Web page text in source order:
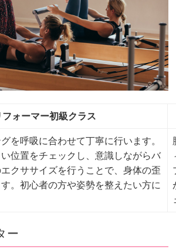
フォーマー初級クラス
を呼吸に合わせて丁寧に行います。
位置をチェックし、意識しながらバ
クササイズを行うことで、身体の歪
。初心者の方や姿勢を整えたい方に
ー